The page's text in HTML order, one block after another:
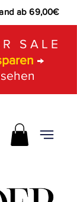
ab 69,00€
SALE
→